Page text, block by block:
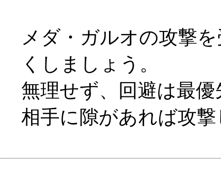
メダ・ガルオの攻撃
くしましょう。
無理せず、回避は最優
相手に隙があれば攻